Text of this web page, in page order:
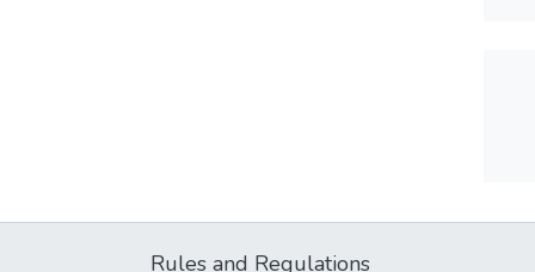
Rules and Regulations